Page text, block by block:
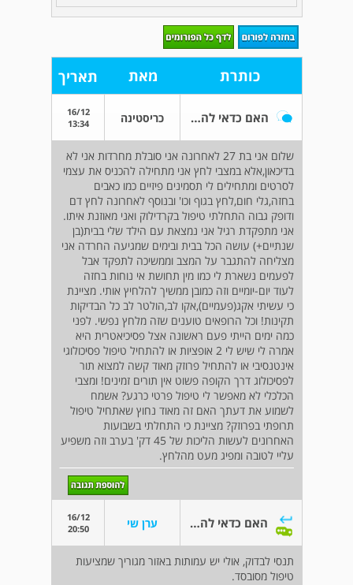
כותרת מאת תאריך
האם כדאי להתחיל פרוזאק? כריסטינה
16/12
13:34
שלום אני בת 27 לאחרונה אני סובלת מחרדות אני לא
בדיכאון,אלא במצבי לחץ אני מתחילה להכניס את עצמי
לסרטים ומתחילים לי תסמינים פיזיים כמו כאבים
בחזה,גלי חום,לחץ בגוף וכו' ובנוסף לאחרונה לחץ דם
ודופק גבוה התחלתי טיפול בקרדילוק ואני מאוזנת איתו.
אני מתפקדת רגיל אני נמצאת עם הילד שלי בבית(בן
שנתיים+) עושה הכל בבית ובימים שמגיעה החרדה אני
מצליחה להתגבר על המצב וממשיכה לתפקד אבל
לפעמים נשארת לי כמו מין תחושת אי נוחות בחזה
לעוד יום-יומיים וזה כמובן ממשיך להלחיץ אותי. מציינת
כי עשיתי אקג(פעמיים),אקו לב,הולטר לב כל הבדיקות
תקינות! וכל הרופאים טוענים שזה מלחץ נפשי. לפני
כמה ימים הייתי פעם ראשונה אצל פסיכיאטרית היא
אמרה לי שיש לי 2 אופציות או להתחיל טיפול פסיכולוגי
אינטנסיבי או להתחיל פרוזק מאוד קשה למצוא תור
לפסיכולוג דרך הקופה פשוט אין תורים זמינים! ומצבי
הכלכלי לא מאפשר לי טיפול פרטי כרגע? אשמח
לשמוע את דעתך האם זה מאוד נחוץ שאתחיל טיפול
תרופתי בפרוזק? מציינת כי התחלתי בשבועות
האחרונים לעשות הליכות של 45 דק' בערב וזה משפיע
עליי לטובה ומפיג מעט מהלחץ.
האם כדאי להתחיל פרוזאק? ערן שי
16/12
20:50
תנסי לבדוק, אולי יש עמותות באזור מגוריך שמציעות
טיפול מסובסד.